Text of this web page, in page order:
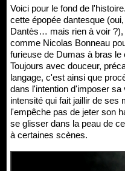
Voici pour le fond de
cette épopée dantesque
Dantès… mais rien à voir ?),
comme Nicolas Bonneau
furieuse de Dumas à bras
Toujours avec douceur,
langage, c'est ainsi que
dans l'intention d'imposer
intensité qui fait jaillir de ses
l'empêche pas de jeter son
se glisser dans la peau de
à certaines scènes.